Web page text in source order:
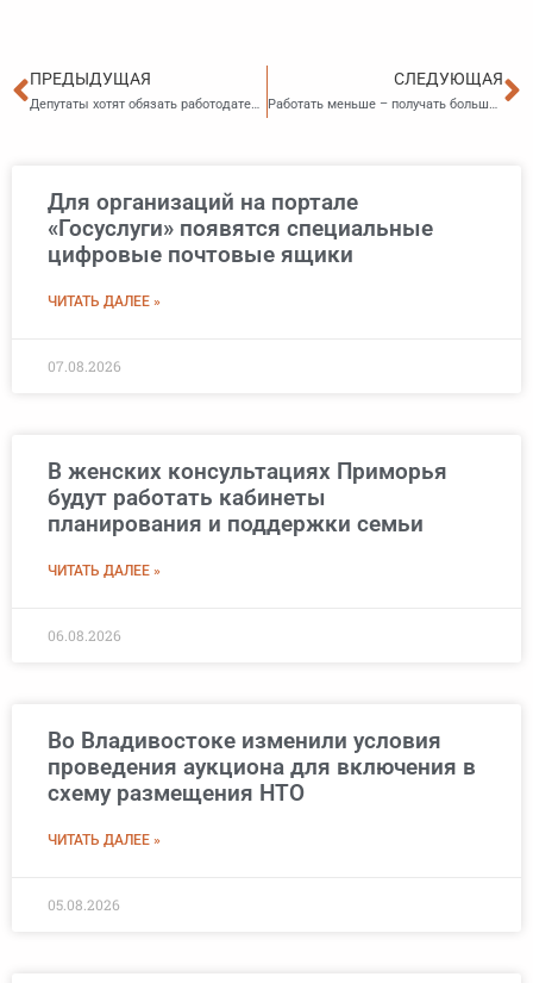
Пред
ПРЕДЫДУЩАЯ
Депутаты хотят обязать работодателей предоставлять сотрудникам отпуск за свой счёт для ухода за родственниками
СЛЕДУЮЩАЯ
Работать меньше – получать больше: депутаты снова хотят сократить рабочее время
Для организаций на портале
«Госуслуги» появятся специальные
цифровые почтовые ящики
ЧИТАТЬ ДАЛЕЕ »
07.08.2026
В женских консультациях Приморья
будут работать кабинеты
планирования и поддержки семьи
ЧИТАТЬ ДАЛЕЕ »
06.08.2026
Во Владивостоке изменили условия
проведения аукциона для включения в
схему размещения НТО
ЧИТАТЬ ДАЛЕЕ »
05.08.2026